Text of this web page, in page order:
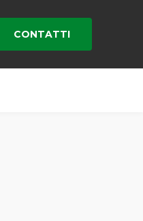
CONTATTI